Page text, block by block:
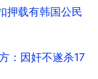
押载有韩国公民
：因奸不遂杀17